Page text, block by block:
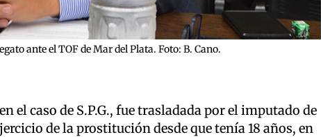
ante el TOF de Mar del Plata. Foto: B. Cano.
el caso de S.P.G., fue trasladada por el imputado de
de la prostitución desde que tenía 18 años, en